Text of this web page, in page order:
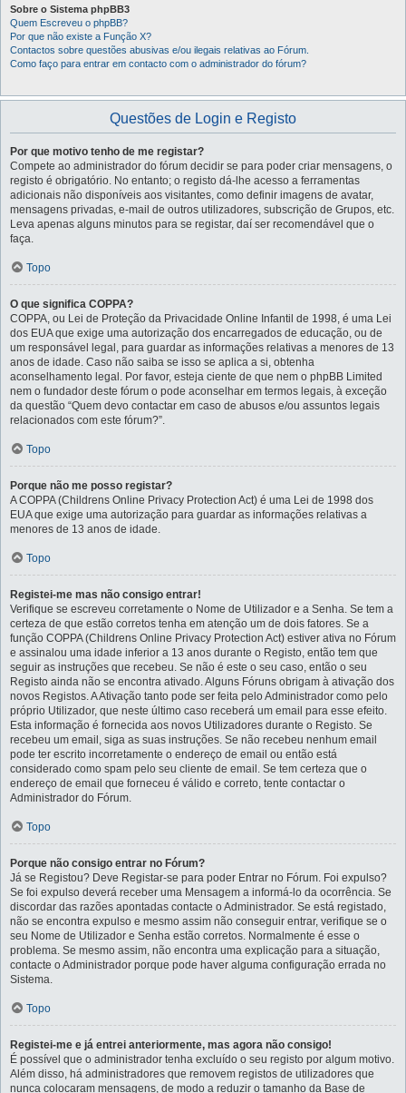
Sobre o Sistema phpBB3
Quem Escreveu o phpBB?
Por que não existe a Função X?
Contactos sobre questões abusivas e/ou ilegais relativas ao Fórum.
Como faço para entrar em contacto com o administrador do fórum?
Questões de Login e Registo
Por que motivo tenho de me registar?
Compete ao administrador do fórum decidir se para poder criar mensagens, o
registo é obrigatório. No entanto; o registo dá-lhe acesso a ferramentas
adicionais não disponíveis aos visitantes, como definir imagens de avatar,
mensagens privadas, e-mail de outros utilizadores, subscrição de Grupos, etc.
Leva apenas alguns minutos para se registar, daí ser recomendável que o
faça.
Topo
O que significa COPPA?
COPPA, ou Lei de Proteção da Privacidade Online Infantil de 1998, é uma Lei
dos EUA que exige uma autorização dos encarregados de educação, ou de
um responsável legal, para guardar as informações relativas a menores de 13
anos de idade. Caso não saiba se isso se aplica a si, obtenha
aconselhamento legal. Por favor, esteja ciente de que nem o phpBB Limited
nem o fundador deste fórum o pode aconselhar em termos legais, à exceção
da questão “Quem devo contactar em caso de abusos e/ou assuntos legais
relacionados com este fórum?”.
Topo
Porque não me posso registar?
A COPPA (Childrens Online Privacy Protection Act) é uma Lei de 1998 dos
EUA que exige uma autorização para guardar as informações relativas a
menores de 13 anos de idade.
Topo
Registei-me mas não consigo entrar!
Verifique se escreveu corretamente o Nome de Utilizador e a Senha. Se tem a
certeza de que estão corretos tenha em atenção um de dois fatores. Se a
função COPPA (Childrens Online Privacy Protection Act) estiver ativa no Fórum
e assinalou uma idade inferior a 13 anos durante o Registo, então tem que
seguir as instruções que recebeu. Se não é este o seu caso, então o seu
Registo ainda não se encontra ativado. Alguns Fóruns obrigam à ativação dos
novos Registos. A Ativação tanto pode ser feita pelo Administrador como pelo
próprio Utilizador, que neste último caso receberá um email para esse efeito.
Esta informação é fornecida aos novos Utilizadores durante o Registo. Se
recebeu um email, siga as suas instruções. Se não recebeu nenhum email
pode ter escrito incorretamente o endereço de email ou então está
considerado como spam pelo seu cliente de email. Se tem certeza que o
endereço de email que forneceu é válido e correto, tente contactar o
Administrador do Fórum.
Topo
Porque não consigo entrar no Fórum?
Já se Registou? Deve Registar-se para poder Entrar no Fórum. Foi expulso?
Se foi expulso deverá receber uma Mensagem a informá-lo da ocorrência. Se
discordar das razões apontadas contacte o Administrador. Se está registado,
não se encontra expulso e mesmo assim não conseguir entrar, verifique se o
seu Nome de Utilizador e Senha estão corretos. Normalmente é esse o
problema. Se mesmo assim, não encontra uma explicação para a situação,
contacte o Administrador porque pode haver alguma configuração errada no
Sistema.
Topo
Registei-me e já entrei anteriormente, mas agora não consigo!
É possível que o administrador tenha excluído o seu registo por algum motivo.
Além disso, há administradores que removem registos de utilizadores que
nunca colocaram mensagens, de modo a reduzir o tamanho da Base de